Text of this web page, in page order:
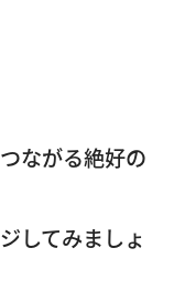
ながる絶好の
してみましょ